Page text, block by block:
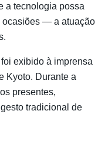
a tecnologia possa
ocasiões — a atuação
exibido à imprensa
Kyoto. Durante a
presentes,
tradicional de